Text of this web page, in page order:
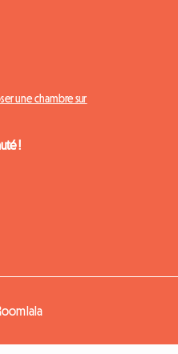
une chambre sur
!